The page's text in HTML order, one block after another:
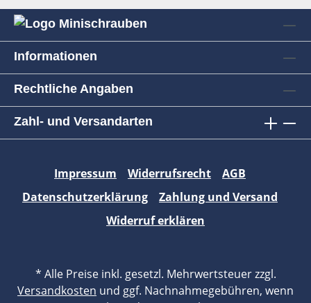
Informationen
Rechtliche Angaben
Zahl- und Versandarten
Impressum Widerrufsrecht
AGB
Datenschutzerklärung
Zahlung und Versand
Widerruf erklären
* Alle Preise inkl. gesetzl. Mehrwertsteuer zzgl.
Versandkosten und ggf. Nachnahmegebühren, wenn